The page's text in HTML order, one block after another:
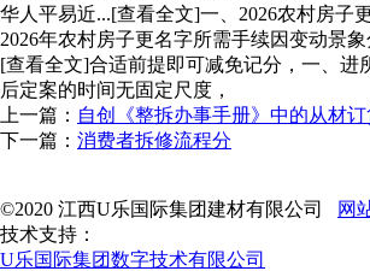
华人平易近...[查看全文]一、2026农村房子
2026年农村房子更名字所需手续因变动景
[查看全文]合适前提即可减免记分，一、进
后定案的时间无固定尺度，
上一篇： 自创《整拆办事手册》中的从材订
下一篇： 消费者拆修流程分
©2020 江西U乐国际集团建材有限公司
网
技术支持：
U乐国际集团数字技术有限公司